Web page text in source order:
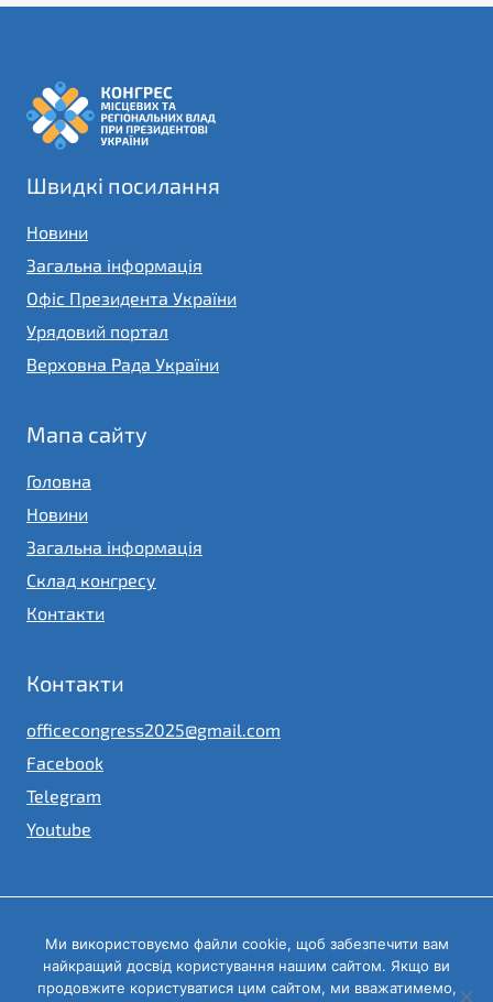
Швидкі посилання
Новини
Загальна інформація
Офіс Президента України
Урядовий портал
Верховна Рада України
Мапа сайту
Головна
Новини
Загальна інформація
Склад конгресу
Контакти
Контакти
officecongress2025@gmail.com
Facebook
Telegram
Youtube
© 2023
Конгрес місцевих та регіональних влад при Президентові
України
Ми використовуємо файли cookie, щоб забезпечити вам
найкращий досвід користування нашим сайтом. Якщо ви
продовжите користуватися цим сайтом, ми вважатимемо,